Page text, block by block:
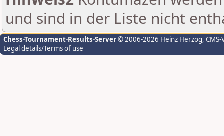
und sind in der Liste nicht
Chess-Tournament-Results-Server© 2006-2026 Heinz Herzog,
Legal details/Terms of use